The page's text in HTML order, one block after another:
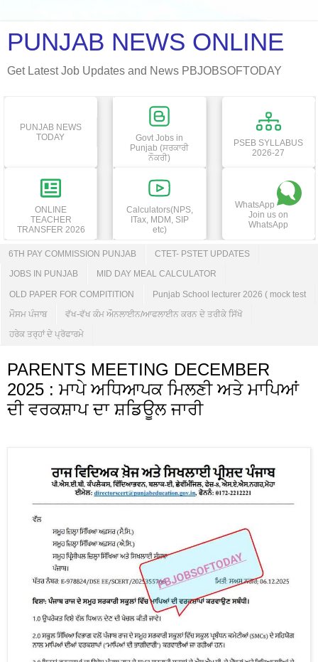
PUNJAB NEWS ONLINE
Get Latest Job Updates and News PBJOBSOFTODAY
PUNJAB NEWS
TODAY
Govt Jobs in
Punjab (ਸਰਕਾਰੀ
ਨੌਕਰੀ)
PSEB SYLLABUS
2026-27
ONLINE
TEACHER
TRANSFER 2026
Calculators(NPS,
ITax, MDM, SIP
etc)
WhatsApp
Join us on
WhatsApp
6TH PAY COMMISSION PUNJAB CTET- PSTET UPDATES
JOBS IN PUNJAB MID DAY MEAL CALCULATOR
OLD PAPER FOR COMPITITION Punjab School lecturer 2026 ( mock test
ਮੌਸਮ ਪੰਜਾਬ ਵੱਖ-ਵੱਖ ਕੰਮ ਔਨਲਾਈਨ/ਆਫਲਾਈਨ ਕਰਨ ਦੇ ਤਰੀਕੇ ਸਿੱਖੋ
ਹਰੇਕ ਤਰ੍ਹਾਂ ਦੇ ਪ੍ਰੋਫਾਰਮੇ
PARENTS MEETING DECEMBER
2025 : ਮਾਪੇ ਅਧਿਆਪਕ ਮਿਲਣੀ ਅਤੇ ਮਾਪਿਆਂ
ਦੀ ਵਰਕਸ਼ਾਪ ਦਾ ਸ਼ਡਿਊਲ ਜਾਰੀ